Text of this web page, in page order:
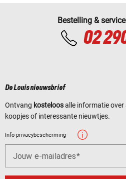
Bestelling &
02
De Louis nieuwsbrief
Ontvang kosteloosalle informatie over
koopjes of interessante nieuwtjes.
Info privacybescherming
Jouw e-mailadres